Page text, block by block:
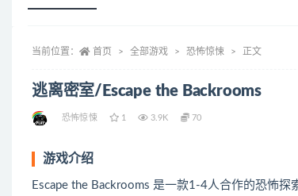
当前位置： 首页 全部游戏 恐怖惊悚 正文
逃离密室/Escape the Backrooms
恐怖惊悚 1 3.9K 70
游戏介绍
Escape the Backrooms 是一款1-4人合作的恐怖